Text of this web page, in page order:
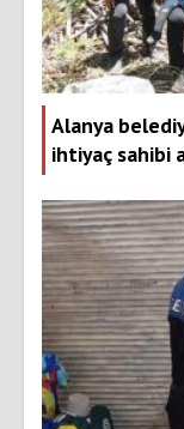
Alanya
ihtiyaç sahibi